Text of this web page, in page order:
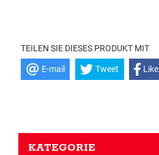
TEILEN SIE DIESES PRODUKT MIT
E-mail Tweet Like
KATEGORIE